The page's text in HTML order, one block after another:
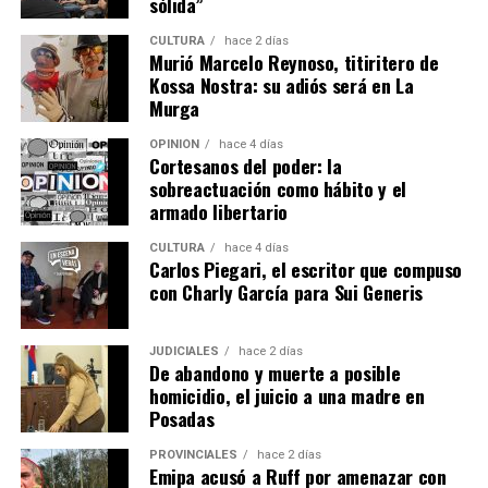
con personal policial. Además, según material
fotográfico difundido por el grupo de activistas
Rebelión
o Extinción Misiones, el propio empresario habría
arribado al lugar cubriendo su rostro con un
pasamontaña.
Entre las normativas vigentes que amparan a las
comunidades se encuentran: la Constitución Nacional,
artículo 75, inciso 17; Convenio 169 de la OIT; Ley
24.071, instrumento que obliga al Estado a garantizar la
consulta previa, libre e informada ante medidas que los
afecten-; Declaración ONU (2007), así como convenios y
tratados internacionales de jerarquía constitucional.
CULTURA hace 2 días
Murió Marcelo Reynoso, titiritero de
Kossa Nostra: su adiós será en La
Murga
OPINIÓN hace 4 días
Cortesanos del poder: la
sobreactuación como hábito y el
armado libertario
CULTURA hace 4 días
Carlos Piegari, el escritor que compuso
con Charly García para Sui Generis
JUDICIALES hace 2 días
De abandono y muerte a posible
homicidio, el juicio a una madre en
Posadas
PROVINCIALES hace 2 días
Emipa acusó a Ruff por amenazar con